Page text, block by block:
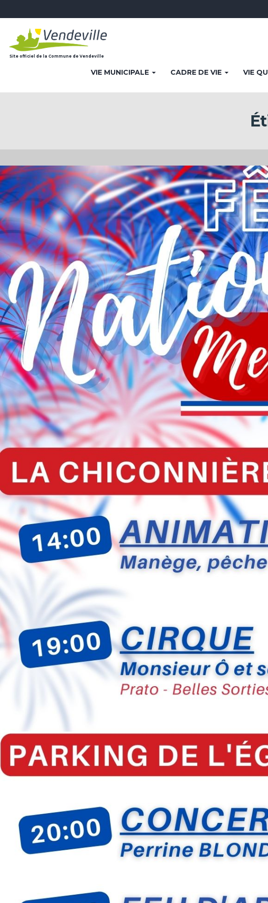
Site officiel de la Commune de Vendeville
VIE MUNICIPALE CADRE DE VIE VIE